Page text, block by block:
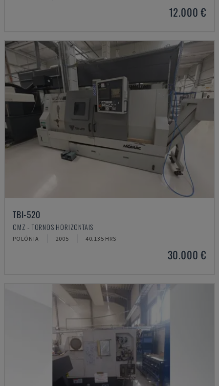
12.000 €
TBI-520
CMZ - TORNOS HORIZONTAIS
POLÓNIA 2005 40.135 HRS
30.000 €